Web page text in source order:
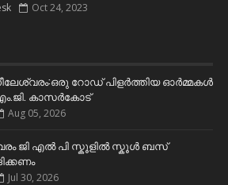
Oct 24, 2023
റോഡ് പിളർത്തിയ ഓർമ്മകൾ
കാസർകോട്
Aug 05, 2026
ജി എൽ പി സ്കൂളിൽ സ്കൂൾ ബസ്
Jul 30, 2026